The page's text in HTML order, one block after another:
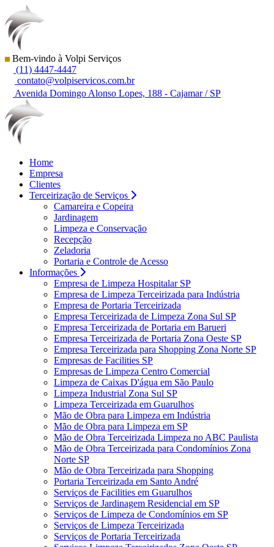
Bem-vindo à Volpi Serviços
(11) 4447-4447
contato@volpiservicos.com.br
Avenida Domingo Alonso Lopes, 188 - Cajamar / SP
Home
Empresa
Clientes
Terceirização de Serviços
Camareira e Copeira
Jardinagem
Limpeza e Conservação
Recepção
Zeladoria
Portaria e Controle de Acesso
Informações
Empresa de Limpeza Hospitalar SP
Empresa de Limpeza Terceirizada para Indústria
Empresa de Portaria Terceirizada
Empresa Terceirizada de Limpeza Zona Sul SP
Empresa Terceirizada de Portaria em Barueri
Empresa Terceirizada de Portaria Zona Oeste SP
Empresa Terceirizada para Shopping Zona Norte SP
Empresas de Facilities SP
Empresas de Limpeza Centro Comercial
Limpeza de Caixas D'água em São Paulo
Limpeza Industrial Zona Sul SP
Limpeza Terceirizada em Guarulhos
Mão de Obra para Limpeza em Indústria
Mão de Obra para Limpeza em SP
Mão de Obra Terceirizada Limpeza no ABC Paulista
Mão de Obra Terceirizada para Condomínios Zona
Norte SP
Mão de Obra Terceirizada para Shopping
Portaria Terceirizada em Santo André
Serviços de Facilities em Guarulhos
Serviços de Jardinagem Residencial em SP
Serviços de Limpeza de Condomínios em SP
Serviços de Limpeza Terceirizada
Serviços de Portaria Terceirizada